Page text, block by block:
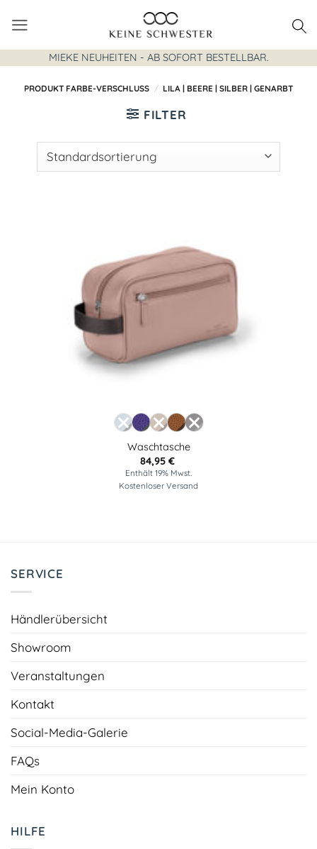
Inhalt
springen
MIEKE NEUHEITEN - AB SOFORT BESTELLBAR.
PRODUKT FARBE-VERSCHLUSS / LILA | BEERE | SILBER | GENARBT
FILTER
Waschtasche
84,95 €
Enthält 19% Mwst.
Kostenloser Versand
SERVICE
Händlerübersicht
Showroom
Veranstaltungen
Kontakt
Social-Media-Galerie
FAQs
Mein Konto
HILFE